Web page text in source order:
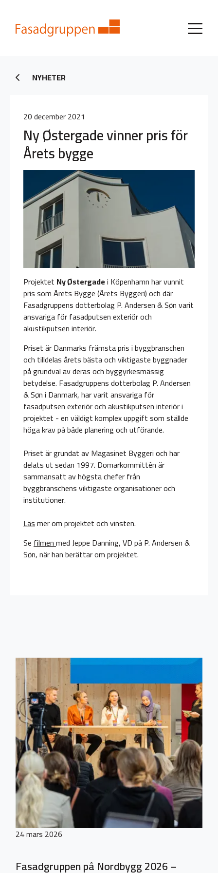
NYHETER
20 december 2021
Ny Østergade vinner pris för
Årets bygge
Projektet Ny Østergadei Köpenhamn har vunnit
pris som Årets Bygge (Årets Byggeri) och där
Fasadgruppens dotterbolag P. Andersen & Søn varit
ansvariga för fasadputsen exteriör och
akustikputsen interiör.
Priset är Danmarks främsta pris i byggbranschen
och tilldelas årets bästa och viktigaste byggnader
på grundval av deras och byggyrkesmässig
betydelse. Fasadgruppens dotterbolag P. Andersen
& Søn i Danmark, har varit ansvariga för
fasadputsen exteriör och akustikputsen interiör i
projektet - en väldigt komplex uppgift som ställde
höga krav på både planering och utförande.
Priset är grundat av Magasinet Byggeri och har
delats ut sedan 1997. Domarkommittén är
sammansatt av högsta chefer från
byggbranschens viktigaste organisationer och
institutioner.
Läsmer om projektet och vinsten.
Sefilmenmed Jeppe Danning, VD på P. Andersen &
Søn, när han berättar om projektet.
24 mars 2026
Fasadgruppen på Nordbygg 2026 –